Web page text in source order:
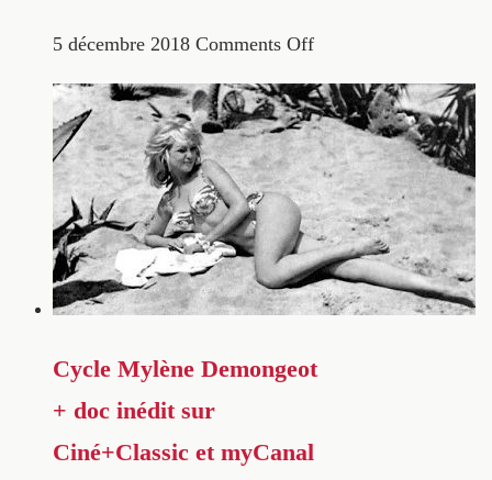
5 décembre 2018 Comments Off
Cycle Mylène Demongeot
+ doc inédit sur
Ciné+Classic et myCanal